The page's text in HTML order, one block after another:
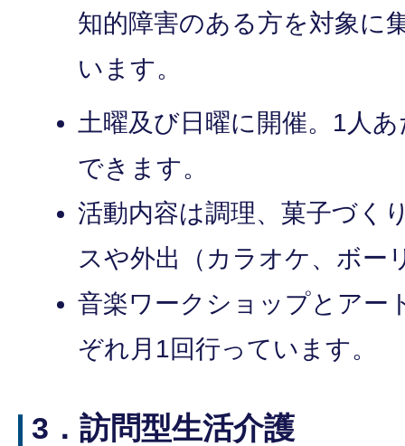
知的障害のある方を対象に
います。
土曜及び日曜に開催。1人
できます。
活動内容は調理、菓子づく
スや外出（カラオケ、ボー
音楽ワークショップとアー
ぞれ月1回行っています。
3．訪問型生活介護